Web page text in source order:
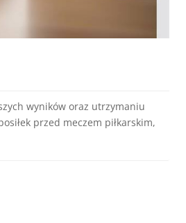
wyników oraz utrzymaniu
przed meczem piłkarskim,